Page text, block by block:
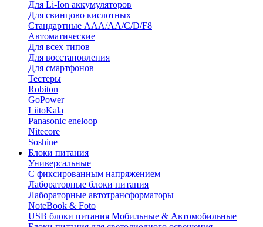
Для Li-Ion аккумуляторов
Для свинцово кислотных
Стандартные ААА/АА/С/D/F8
Автоматические
Для всех типов
Для восстановления
Для смартфонов
Тестеры
Robiton
GoPower
LiitoKala
Panasonic eneloop
Nitecore
Soshine
Блоки питания
Универсальные
C фиксированным напряжением
Лабораторные блоки питания
Лабораторные автотрансформаторы
NoteBook & Foto
USB блоки питания Мобильные & Автомобильные